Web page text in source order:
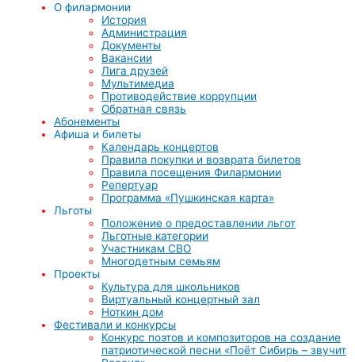
О филармонии
История
Администрация
Документы
Вакансии
Лига друзей
Мультимедиа
Противодействие коррупции
Обратная связь
Абонементы
Афиша и билеты
Календарь концертов
Правила покупки и возврата билетов
Правила посещения Филармонии
Репертуар
Программа «Пушкинская карта»
Льготы
Положение о предоставлении льгот
Льготные категории
Участникам СВО
Многодетным семьям
Проекты
Культура для школьников
Виртуальный концертный зал
Ноткин дом
Фестивали и конкурсы
Конкурс поэтов и композиторов на создание
патриотической песни «Поёт Сибирь – звучит